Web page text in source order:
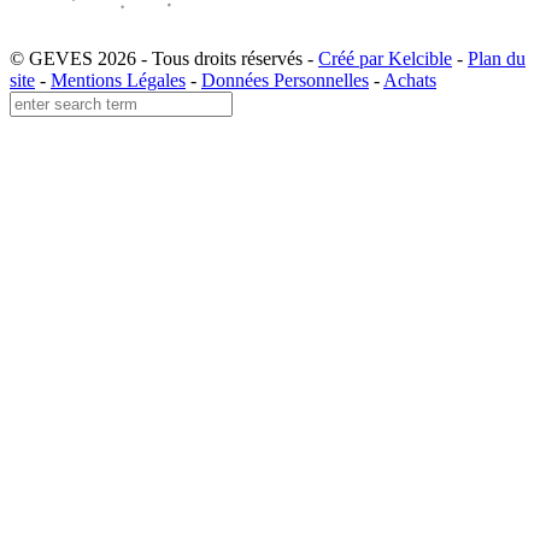
© GEVES 2026 - Tous droits réservés - Créé par Kelcible - Plan du
site - Mentions Légales - Données Personnelles - Achats